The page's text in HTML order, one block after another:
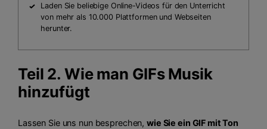
Laden Sie beliebige Online-Videos für den Unterricht
von mehr als 10.000 Plattformen und Webseiten
herunter.
Teil 2. Wie man GIFs Musik
hinzufügt
Lassen Sie uns nun besprechen,wie Sie ein GIF mit Ton